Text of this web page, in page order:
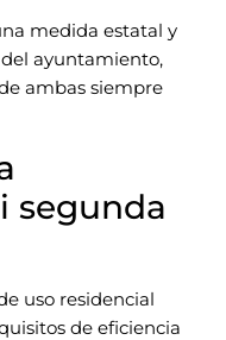
medida estatal y
ayuntamiento,
ambas siempre
segunda
uso residencial
de eficiencia